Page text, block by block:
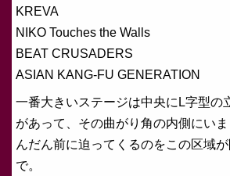
KREVA
NIKO Touches the Walls
BEAT CRUSADERS
ASIAN KANG-FU GENERATION
一番大きいステージは中央にL字型の
があって、その曲がり角の内側にい
んだん前に迫ってくるのをこの区域
で。